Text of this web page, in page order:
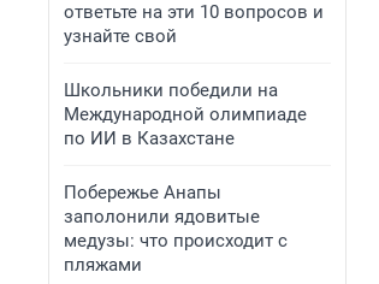
ответьте на эти 10 вопросов и
узнайте свой
Школьники победили на
Международной олимпиаде
по ИИ в Казахстане
Побережье Анапы
заполонили ядовитые
медузы: что происходит с
пляжами